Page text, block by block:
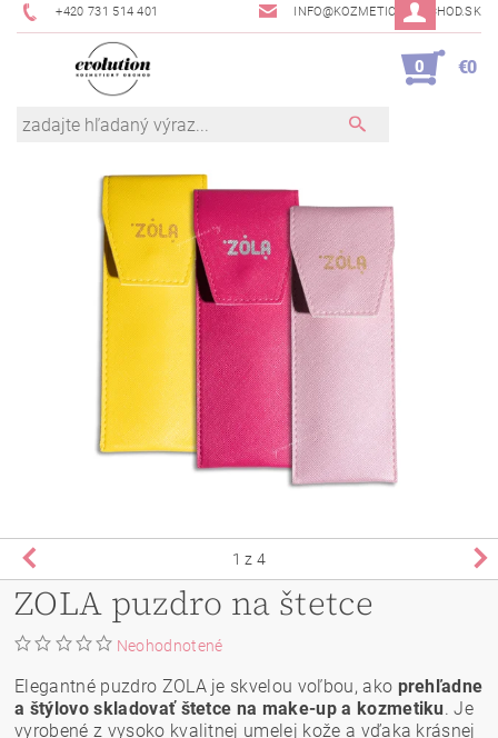
+420 731 514 401 INFO@KOZMETICKYOBCHOD.SK
0 €0
1 z 4
ZOLA puzdro na štetce
Neohodnotené
Elegantné puzdro ZOLA je skvelou voľbou, ako prehľadne
a štýlovo skladovať štetce na make-up a kozmetiku. Je
vyrobené z vysoko kvalitnej umelej kože a vďaka krásnej